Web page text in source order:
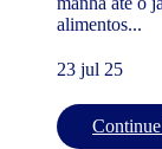
alimentos...
23 jul 25